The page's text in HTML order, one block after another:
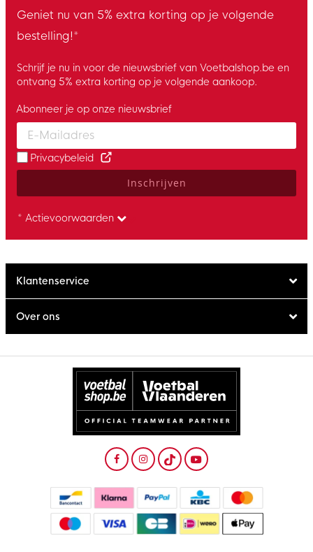
Geniet nu van 5% extra korting op je volgende
bestelling!*
Schrijf je nu in voor de nieuwsbrief van Voetbalshop.be en
ontvang 5% extra korting op je volgende aankoop.
Enter your email and accept the privacy policy to subscribe to
Abonneer je op onze nieuwsbrief
Privacybeleid
Inschrijven
* Actievoorwaarden
Klantenservice
Over ons